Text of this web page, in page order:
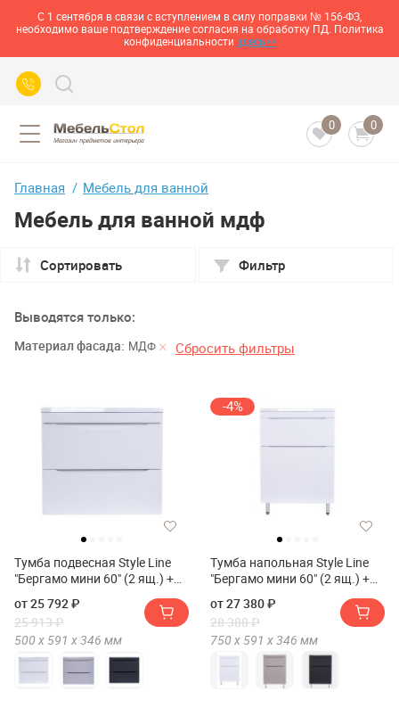
С 1 сентября в связи с вступлением в силу поправки № 156-ФЗ,
необходимо ваше подтверждение согласия на обработку ПД. Политика
конфиденциальности здесь>>
0 0
Главная Мебель для ванной
Мебель для ванной мдф
Сортировать Фильтр
Выводятся только:
Материал фасада: МДФ Сбросить фильтры
Тумба подвесная Style Line
"Бергамо мини 60" (2 ящ.) +
Умывальник Каре Люкс
МИНИ 600х350
от 25 792 ₽
25 913 ₽
500 х 591 х346 мм
-4%
Тумба напольная Style Line
"Бергамо мини 60" (2 ящ.) +
Умывальник Каре Люкс
МИНИ 600х350
от 27 380 ₽
28 388 ₽
750 х 591 х346 мм